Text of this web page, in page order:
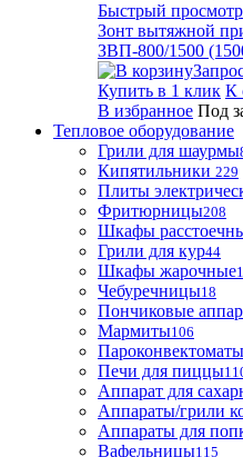
Быстрый просмотр
Зонт вытяжной
ЗВП-800/1500
Купить в 1 клик К
В избранное Под
Тепловое оборудование
Грили для шаурмы
Кипятильники 229
Плиты
Фритюрницы208
Шкафы
Грили для кур44
Шкафы жарочные
Чебуречницы18
Пончиковые
Мармиты106
Пароконвектоматы
Печи для пиццы
Аппарат для
Аппараты/грили
Аппараты для
Вафельницы115